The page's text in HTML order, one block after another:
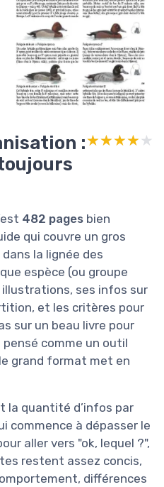
:★★★★★
★★★★★
482 pages bien
qui couvre un gros
dans la lignée des
espèce (ou groupe
illustrations, ses infos sur
et les critères pour
sur un beau livre pour
comme un outil
grand format met en
la quantité d’infos par
commence à dépasser le
aller vers "ok, lequel ?",
restent assez concis,
différences